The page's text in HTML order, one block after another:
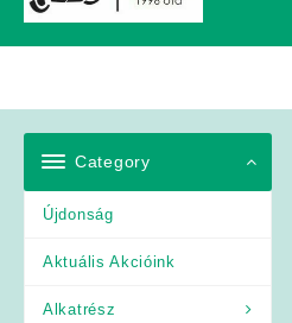
Category
Újdonság
Aktuális Akcióink
Alkatrész